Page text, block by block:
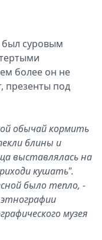
был суровым
более он не
презенты под
обычай кормить
блины и
выставлялась на
кушать".
было тепло, -
музея